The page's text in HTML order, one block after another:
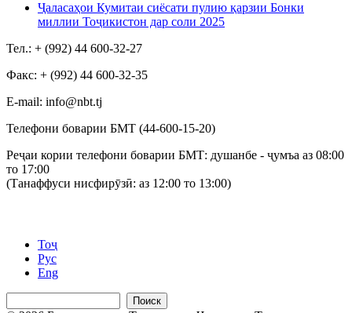
Ҷаласаҳои Кумитаи сиёсати пулию қарзии Бонки
миллии Тоҷикистон дар соли 2025
Тел.: + (992) 44 600-32-27
Факс: + (992) 44 600-32-35
Е-mail: info@nbt.tj
Телефони боварии БМТ (44-600-15-20)
Реҷаи кории телефони боварии БМТ: душанбе - ҷумъа аз 08:00
то 17:00
(Танаффуси нисфирӯзӣ: аз 12:00 то 13:00)
Тоҷ
Рус
Eng
Поиск